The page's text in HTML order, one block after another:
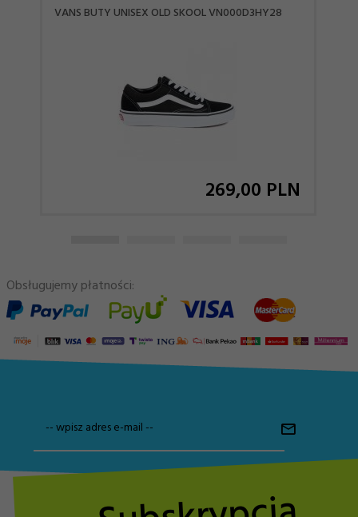
VANS BUTY UNISEX OLD SKOOL VN000D3HY28
269,00 PLN
Obsługujemy płatności:
-- wpisz adres e-mail --